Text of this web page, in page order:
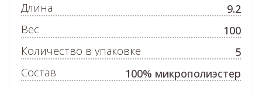
Длина
9.2
Вес
100
Количество в упаковке
5
Состав
100% микрополиэстер